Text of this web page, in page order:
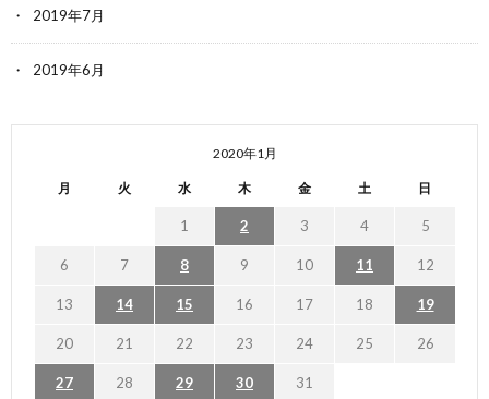
2019年7月
2019年6月
2020年1月
月 火 水 木 金 土 日
1 2 3 4 5
6 7 8 9 10 11 12
13 14 15 16 17 18 19
20 21 22 23 24 25 26
27 28 29 30
31